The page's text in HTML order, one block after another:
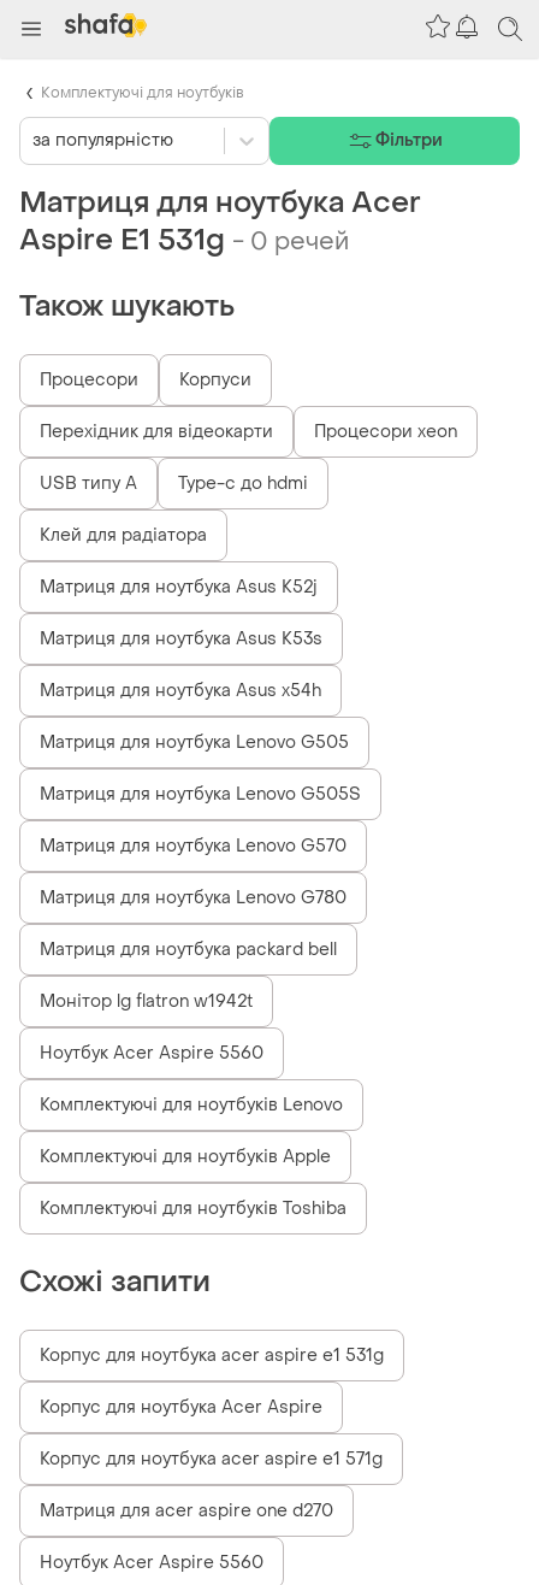
Матриця для ноутбука Acer
Aspire E1 531g - 0 речей
Також шукають
Процесори Корпуси
Перехідник для відеокарти Процесори xeon
USB типу А Type-c до hdmi
Клей для радіатора
Матриця для ноутбука Asus K52j
Матриця для ноутбука Asus K53s
Матриця для ноутбука Asus x54h
Матриця для ноутбука Lenovo G505
Матриця для ноутбука Lenovo G505S
Матриця для ноутбука Lenovo G570
Матриця для ноутбука Lenovo G780
Матриця для ноутбука packard bell
Монітор lg flatron w1942t
Ноутбук Acer Aspire 5560
Комплектуючі для ноутбуків Lenovo
Комплектуючі для ноутбуків Apple
Комплектуючі для ноутбуків Toshiba
Схожі запити
Корпус для ноутбука acer aspire e1 531g
Корпус для ноутбука Acer Aspire
Корпус для ноутбука acer aspire e1 571g
Матриця для acer aspire one d270
Ноутбук Acer Aspire 5560
за популярністю Фільтри
Комплектуючі для ноутбуків